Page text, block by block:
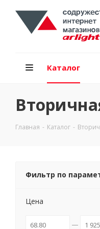
Каталог
Главная - Каталог -
Фильтр по
Цена